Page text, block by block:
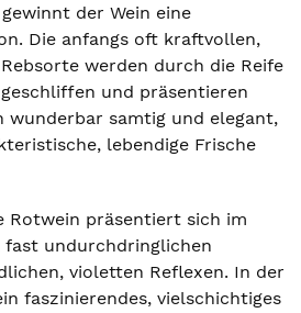
der Wein eine
Die anfangs oft kraftvollen,
werden durch die Reife
und präsentieren
wunderbar samtig und elegant,
lebendige Frische
Rotwein präsentiert sich im
fast undurchdringlichen
violetten Reflexen. In der
faszinierendes, vielschichtiges